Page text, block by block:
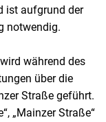
ist aufgrund der
notwendig.
während des
über die
Straße geführt.
„Mainzer Straße“